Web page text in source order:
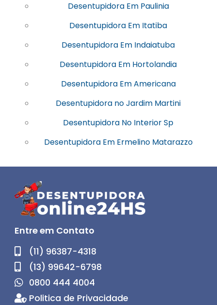
Desentupidora Em Paulinia
Desentupidora Em Itatiba
Desentupidora Em Indaiatuba
Desentupidora Em Hortolandia
Desentupidora Em Americana
Desentupidora no Jardim Martini
Desentupidora No Interior Sp
Desentupidora Em Ermelino Matarazzo
Entre em Contato
(11) 96387-4318
(13) 99642-6798
0800 444 4004
Politica de Privacidade